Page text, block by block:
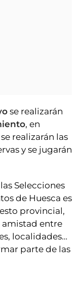
se realizarán
, en
realizarán las
y se jugarán
Selecciones
de Huesca es
provincial,
amistad entre
localidades…
parte de las